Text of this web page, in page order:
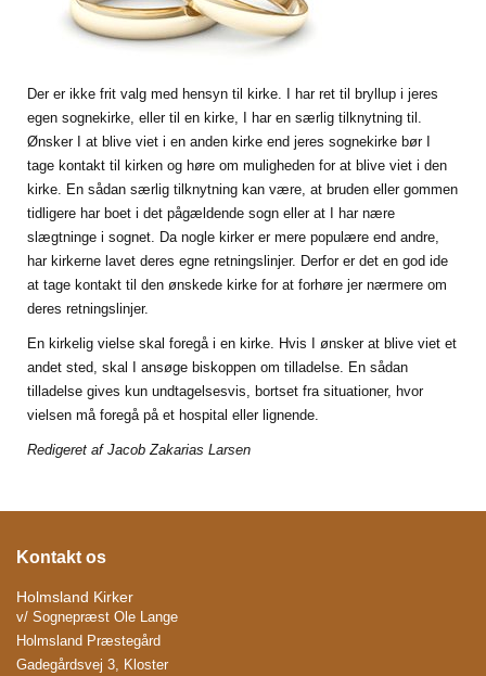
Der er ikke frit valg med hensyn til kirke. I har ret til bryllup i jeres
egen sognekirke, eller til en kirke, I har en særlig tilknytning til.
Ønsker I at blive viet i en anden kirke end jeres sognekirke bør I
tage kontakt til kirken og høre om muligheden for at blive viet i den
kirke. En sådan særlig tilknytning kan være, at bruden eller gommen
tidligere har boet i det pågældende sogn eller at I har nære
slægtninge i sognet. Da nogle kirker er mere populære end andre,
har kirkerne lavet deres egne retningslinjer. Derfor er det en god ide
at tage kontakt til den ønskede kirke for at forhøre jer nærmere om
deres retningslinjer.
En kirkelig vielse skal foregå i en kirke. Hvis I ønsker at blive viet et
andet sted, skal I ansøge biskoppen om tilladelse. En sådan
tilladelse gives kun undtagelsesvis, bortset fra situationer, hvor
vielsen må foregå på et hospital eller lignende.
Redigeret af Jacob Zakarias Larsen
Kontakt os
Holmsland Kirker
v/ Sognepræst Ole Lange
Holmsland Præstegård
Gadegårdsvej 3, Kloster